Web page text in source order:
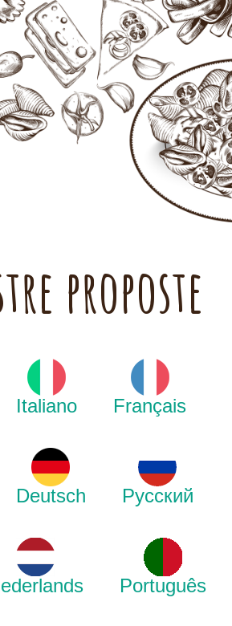
proposte
Italiano Français
Deutsch Русский
Português